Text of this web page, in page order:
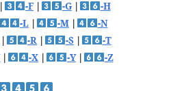
-F -G|
-H
-L -M|
-N
-R -S|
-T
| -X -Y| -Z